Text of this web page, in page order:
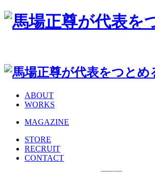
ABOUT
WORKS
MAGAZINE
STORE
RECRUIT
CONTACT